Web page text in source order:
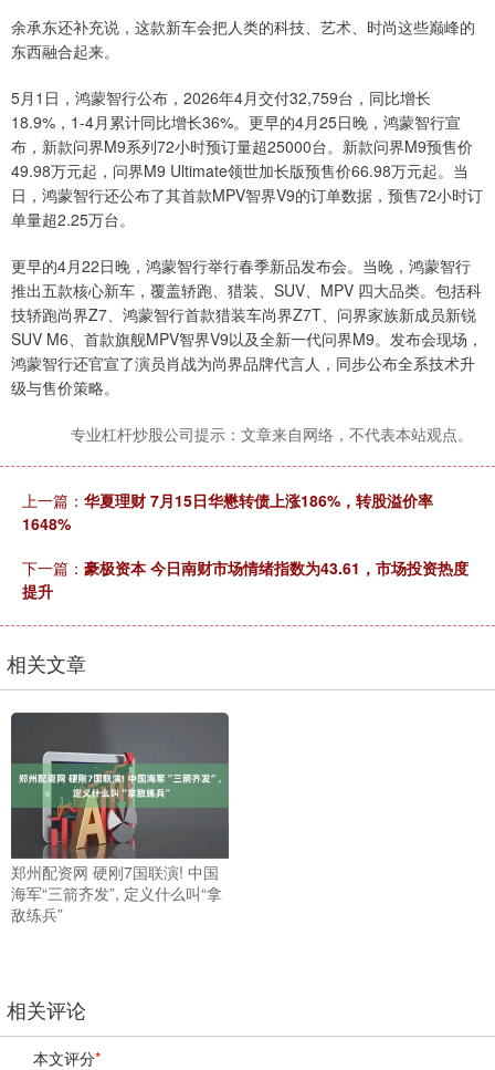
余承东还补充说，这款新车会把人类的科技、艺术、时尚这些巅峰的
东西融合起来。
5月1日，鸿蒙智行公布，2026年4月交付32,759台，同比增长
18.9%，1-4月累计同比增长36%。更早的4月25日晚，鸿蒙智行宣
布，新款问界M9系列72小时预订量超25000台。新款问界M9预售价
49.98万元起，问界M9 Ultimate领世加长版预售价66.98万元起。当
日，鸿蒙智行还公布了其首款MPV智界V9的订单数据，预售72小时订
单量超2.25万台。
更早的4月22日晚，鸿蒙智行举行春季新品发布会。当晚，鸿蒙智行
推出五款核心新车，覆盖轿跑、猎装、SUV、MPV 四大品类。包括科
技轿跑尚界Z7、鸿蒙智行首款猎装车尚界Z7T、问界家族新成员新锐
SUV M6、首款旗舰MPV智界V9以及全新一代问界M9。发布会现场，
鸿蒙智行还官宣了演员肖战为尚界品牌代言人，同步公布全系技术升
级与售价策略。
专业杠杆炒股公司提示：文章来自网络，不代表本站观点。
上一篇： 华夏理财 7月15日华懋转债上涨186%，转股溢价率
1648%
下一篇： 豪极资本 今日南财市场情绪指数为43.61，市场投资热度
提升
相关文章
郑州配资网 硬刚7国联演! 中国
海军“三箭齐发”, 定义什么叫“拿
敌练兵”
相关评论
本文评分*